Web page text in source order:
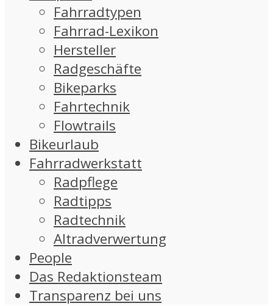
Fahrradtypen
Fahrrad-Lexikon
Hersteller
Radgeschäfte
Bikeparks
Fahrtechnik
Flowtrails
Bikeurlaub
Fahrradwerkstatt
Radpflege
Radtipps
Radtechnik
Altradverwertung
People
Das Redaktionsteam
Transparenz bei uns